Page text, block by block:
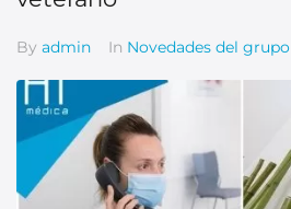
By admin In Novedades del grupo